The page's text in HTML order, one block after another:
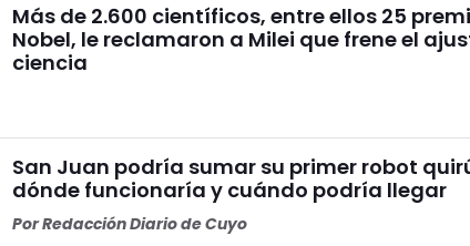
Más de 2.600 científicos, entre ellos 25
Nobel, le reclamaron a Milei que frene el
ciencia
San Juan podría sumar su primer robot
dónde funcionaría y cuándo podría llegar
PorRedacción Diario de Cuyo